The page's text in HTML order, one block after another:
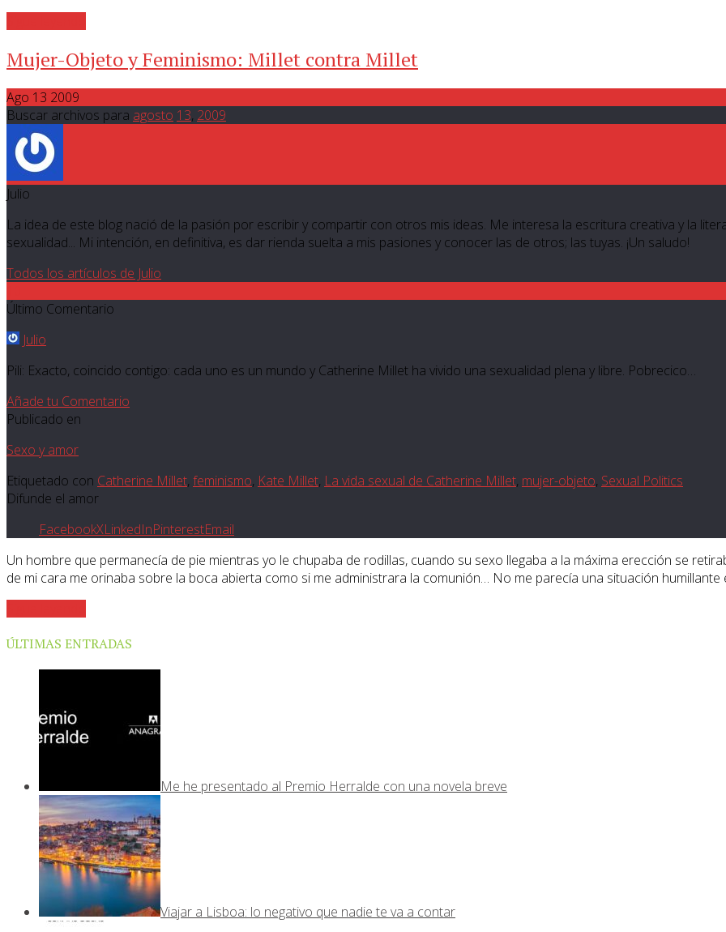
Mujer-Objeto y Feminismo: Millet contra Millet
Ago 13 2009
Buscar archivos para agosto 13, 2009
Julio
La idea de este blog nació de la pasión por escribir y compartir con otros mis ideas. Me interesa la escritura creativa y la
sexualidad... Mi intención, en definitiva, es dar rienda suelta a mis pasiones y conocer las de otros; las tuyas. ¡Un saludo!
Todos los artículos de Julio
Último Comentario
Julio
Pili: Exacto, coincido contigo: cada uno es un mundo y Catherine Millet ha vivido una sexualidad plena y libre. Pobrecico…
Añade tu Comentario
Publicado en
Sexo y amor
Etiquetado con Catherine Millet, feminismo, Kate Millet, La vida sexual de Catherine Millet, mujer-objeto, Sexual Politics
Difunde el amor
FacebookXLinkedInPinterestEmail
Un hombre que permanecía de pie mientras yo le chupaba de rodillas, cuando su sexo llegaba a la máxima erección se
de mi cara me orinaba sobre la boca abierta como si me administrara la comunión… No me parecía una situación
ÚLTIMAS ENTRADAS
Me he presentado al Premio Herralde con una novela breve
Viajar a Lisboa: lo negativo que nadie te va a contar